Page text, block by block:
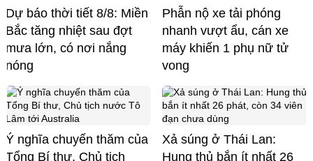
Dự báo thời tiết 8/8: Miền
Bắc tăng nhiệt sau đợt
mưa lớn, có nơi nắng
nóng
Phẫn nộ xe tải phóng
nhanh vượt ẩu, cán xe
máy khiến 1 phụ nữ tử
vong
Ý nghĩa chuyến thăm của
Tổng Bí thư, Chủ tịch
Xả súng ở Thái Lan:
Hung thủ bắn ít nhất 26